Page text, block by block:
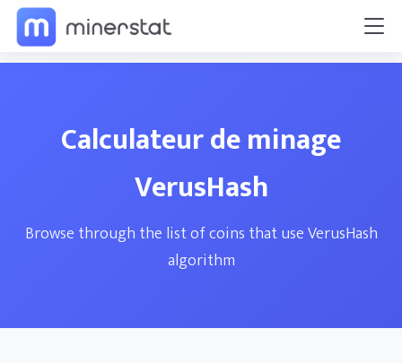
Calculateur de minage
VerusHash
Browse through the list of coins that use VerusHash
algorithm